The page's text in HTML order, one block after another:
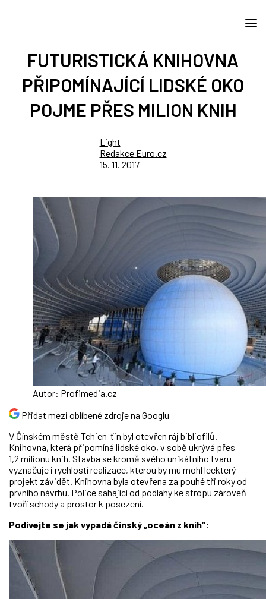
FUTURISTICKÁ KNIHOVNA
PŘIPOMÍNAJÍCÍ LIDSKÉ OKO
POJME PŘES MILION KNIH
Light
Redakce Euro.cz
15. 11. 2017
Autor: Profimedia.cz
Přidat mezi oblíbené zdroje na Googlu
V Čínském městě Tchien-ťin byl otevřen ráj bibliofilů.
Knihovna, která připomíná lidské oko, v sobě ukrývá přes
1,2 milionu knih. Stavba se kromě svého unikátního tvaru
vyznačuje i rychlostí realizace, kterou by mu mohl leckterý
projekt závidět. Knihovna byla otevřena za pouhé tři roky od
prvního návrhu. Police sahající od podlahy ke stropu zároveň
tvoří schody a prostor k posezení.
Podívejte se jak vypadá čínský „oceán z knih“: